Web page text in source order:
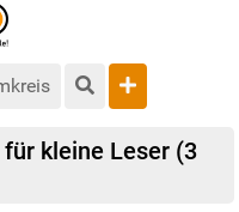
kleine Leser (3